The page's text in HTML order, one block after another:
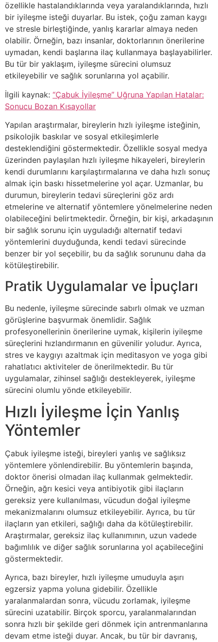
özellikle hastalandıklarında veya yaralandıklarında, hızlı
bir iyileşme isteği duyarlar. Bu istek, çoğu zaman kaygı
ve stresle birleştiğinde, yanlış kararlar almaya neden
olabilir. Örneğin, bazı insanlar, doktorlarının önerilerine
uymadan, kendi başlarına ilaç kullanmaya başlayabilirler.
Bu tür bir yaklaşım, iyileşme sürecini olumsuz
etkileyebilir ve sağlık sorunlarına yol açabilir.
İlgili kaynak: “Çabuk İyileşme” Uğruna Yapılan Hatalar:
Sonucu Bozan Kısayollar
Yapılan araştırmalar, bireylerin hızlı iyileşme isteğinin,
psikolojik baskılar ve sosyal etkileşimlerle
desteklendiğini göstermektedir. Özellikle sosyal medya
üzerinden paylaşılan hızlı iyileşme hikayeleri, bireylerin
kendi durumlarını karşılaştırmalarına ve daha hızlı sonuç
almak için baskı hissetmelerine yol açar. Uzmanlar, bu
durumun, bireylerin tedavi süreçlerini göz ardı
etmelerine ve alternatif yöntemlere yönelmelerine neden
olabileceğini belirtmektedir. Örneğin, bir kişi, arkadaşının
bir sağlık sorunu için uyguladığı alternatif tedavi
yöntemlerini duyduğunda, kendi tedavi sürecinde
benzer bir yol seçebilir, bu da sağlık sorununu daha da
kötüleştirebilir.
Pratik Uygulamalar ve İpuçları
Bu nedenle, iyileşme sürecinde sabırlı olmak ve uzman
görüşlerine başvurmak önemlidir. Sağlık
profesyonellerinin önerilerine uymak, kişilerin iyileşme
süreçlerini hızlandırmanın en güvenilir yoludur. Ayrıca,
stres ve kaygıyı azaltmak için meditasyon ve yoga gibi
rahatlatıcı aktiviteler de önerilmektedir. Bu tür
uygulamalar, zihinsel sağlığı destekleyerek, iyileşme
sürecini olumlu yönde etkileyebilir.
Hızlı İyileşme İçin Yanlış
Yöntemler
Çabuk iyileşme isteği, bireyleri yanlış ve sağlıksız
yöntemlere yönlendirebilir. Bu yöntemlerin başında,
doktor önerisi olmadan ilaç kullanmak gelmektedir.
Örneğin, ağrı kesici veya antibiyotik gibi ilaçların
gereksiz yere kullanılması, vücudun doğal iyileşme
mekanizmalarını olumsuz etkileyebilir. Ayrıca, bu tür
ilaçların yan etkileri, sağlığı daha da kötüleştirebilir.
Araştırmalar, gereksiz ilaç kullanımının, uzun vadede
bağımlılık ve diğer sağlık sorunlarına yol açabileceğini
göstermektedir.
Ayrıca, bazı bireyler, hızlı iyileşme umuduyla aşırı
egzersiz yapma yoluna gidebilir. Özellikle
yaralanmalardan sonra, vücudu zorlamak, iyileşme
sürecini uzatabilir. Birçok sporcu, yaralanmalarından
sonra hızlı bir şekilde geri dönmek için antrenmanlarına
devam etme isteği duyar. Ancak, bu tür bir davranış,